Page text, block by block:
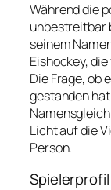
Während die
unbestreitbar
seinem
Eishockey,
Die Frage, ob
gestanden
Licht auf die
Person.